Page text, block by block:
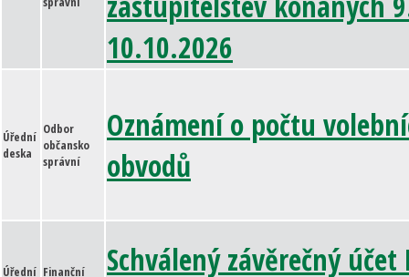
10.10.2026
Úřední
deska
Odbor
občansko
správní
Oznámení o počtu
obvodů
Úřední Finanční
Schválený závěrečný účet